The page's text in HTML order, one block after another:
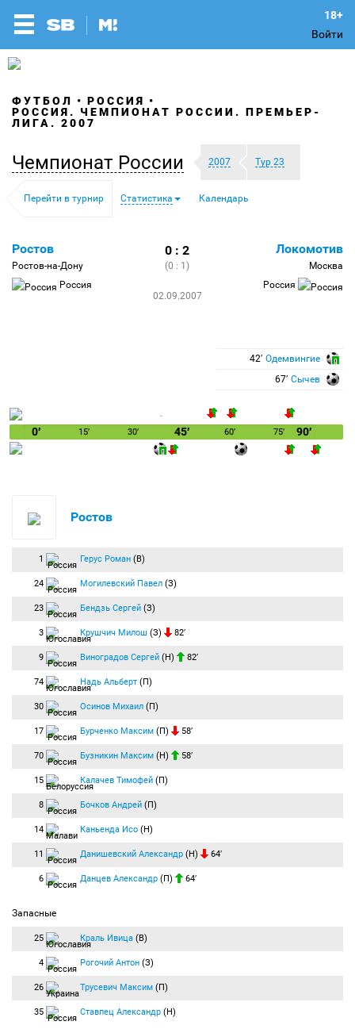
Войти
ФУТБОЛ
РОССИЯ
РОССИЯ. ЧЕМПИОНАТ РОССИИ. ПРЕМЬЕР-
ЛИГА. 2007
Чемпионат России 2007 Тур 23
Перейти в турнир Статистика Календарь
Ростов
Ростов-на-Дону
Россия
0 : 2
(0 : 1)
02.09.2007
Локомотив
Москва
Россия
42′ Одемвингие
67′ Сычев
0′ 15′ 30′ 45′ 60′ 75′ 90′
Ростов
1 Герус Роман (В)
24 Могилевский Павел (З)
23 Бендзь Сергей (З)
3 Крушчич Милош (З) 82′
9 Виноградов Сергей (Н) 82′
74 Надь Альберт (П)
30 Осинов Михаил (П)
17 Бурченко Максим (П) 58′
70 Бузникин Максим (Н) 58′
15 Калачев Тимофей (П)
8 Бочков Андрей (П)
14 Каньенда Исо (Н)
11 Данишевский Александр (Н) 64′
6 Данцев Александр (П) 64′
Запасные
25 Краль Ивица (В)
4 Рогочий Антон (З)
26 Трусевич Максим (П)
35 Ставпец Александр (Н)